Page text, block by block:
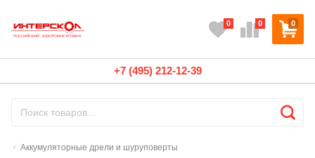
0
0 0
+7 (495) 212-12-39
Аккумуляторные дрели и шуруповерты